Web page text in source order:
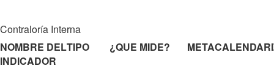
Contraloría Interna
NOMBRE DEL
INDICADOR
TIPO ¿QUE MIDE? META